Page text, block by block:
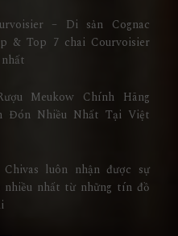
– Di sản Cognac
& Top 7 chai Courvoisier
Meukow Chính Hãng
Đón Nhiều Nhất Tại Việt
luôn nhận được sự
nhiều nhất từ những tín đồ